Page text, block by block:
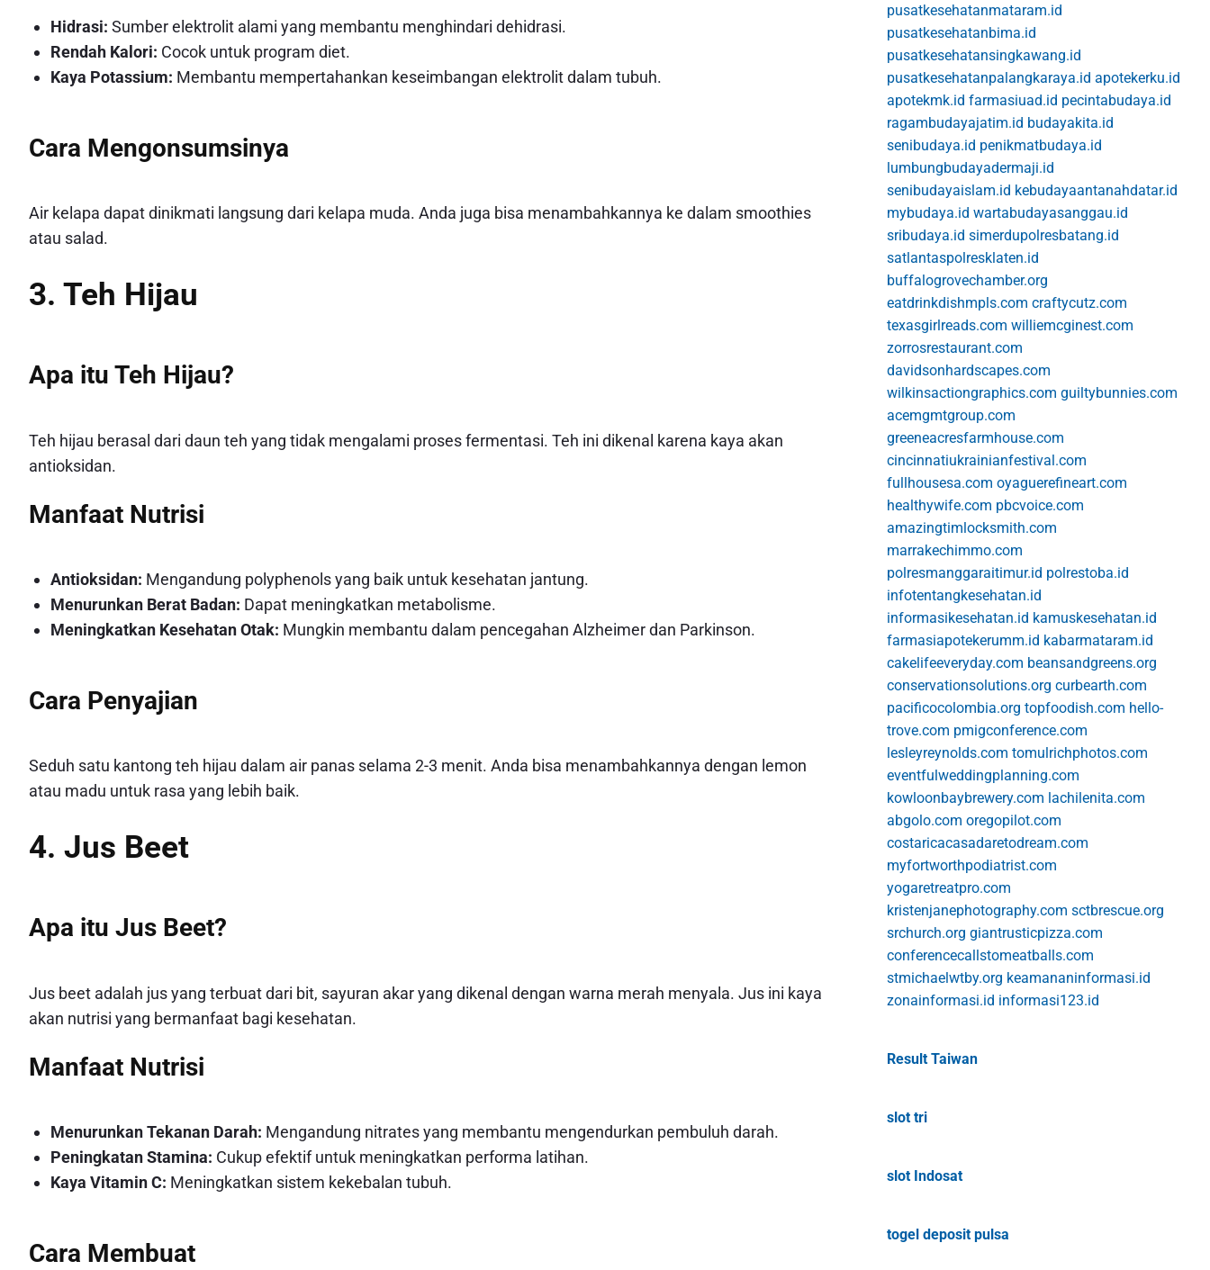
Hidrasi: Sumber elektrolit alami yang membantu menghindari dehidrasi.
Rendah Kalori: Cocok untuk program diet.
Kaya Potassium: Membantu mempertahankan keseimbangan elektrolit dalam tubuh.
Cara Mengonsumsinya
Air kelapa dapat dinikmati langsung dari kelapa muda. Anda juga bisa menambahkannya ke dalam smoothies
atau salad.
3. Teh Hijau
Apa itu Teh Hijau?
Teh hijau berasal dari daun teh yang tidak mengalami proses fermentasi. Teh ini dikenal karena kaya akan
antioksidan.
Manfaat Nutrisi
Antioksidan: Mengandung polyphenols yang baik untuk kesehatan jantung.
Menurunkan Berat Badan: Dapat meningkatkan metabolisme.
Meningkatkan Kesehatan Otak: Mungkin membantu dalam pencegahan Alzheimer dan Parkinson.
Cara Penyajian
Seduh satu kantong teh hijau dalam air panas selama 2-3 menit. Anda bisa menambahkannya dengan lemon
atau madu untuk rasa yang lebih baik.
4. Jus Beet
Apa itu Jus Beet?
Jus beet adalah jus yang terbuat dari bit, sayuran akar yang dikenal dengan warna merah menyala. Jus ini kaya
akan nutrisi yang bermanfaat bagi kesehatan.
Manfaat Nutrisi
Menurunkan Tekanan Darah: Mengandung nitrates yang membantu mengendurkan pembuluh darah.
Peningkatan Stamina: Cukup efektif untuk meningkatkan performa latihan.
Kaya Vitamin C: Meningkatkan sistem kekebalan tubuh.
Cara Membuat
pusatkesehatanmataram.id
pusatkesehatanbima.id
pusatkesehatansingkawang.id
pusatkesehatanpalangkaraya.id apotekerku.id
apotekmk.id farmasiuad.id pecintabudaya.id
ragambudayajatim.id budayakita.id
senibudaya.id penikmatbudaya.id
lumbungbudayadermaji.id
senibudayaislam.id kebudayaantanahdatar.id
mybudaya.id wartabudayasanggau.id
sribudaya.id simerdupolresbatang.id
satlantaspolresklaten.id
buffalogrovechamber.org
eatdrinkdishmpls.com craftycutz.com
texasgirlreads.com williemcginest.com
zorrosrestaurant.com
davidsonhardscapes.com
wilkinsactiongraphics.com guiltybunnies.com
acemgmtgroup.com
greeneacresfarmhouse.com
cincinnatiukrainianfestival.com
fullhousesa.com oyaguerefineart.com
healthywife.com pbcvoice.com
amazingtimlocksmith.com
marrakechimmo.com
polresmanggaraitimur.id polrestoba.id
infotentangkesehatan.id
informasikesehatan.id kamuskesehatan.id
farmasiapotekerumm.id kabarmataram.id
cakelifeeveryday.com beansandgreens.org
conservationsolutions.org curbearth.com
pacificocolombia.org topfoodish.com hello-
trove.com pmigconference.com
lesleyreynolds.com tomulrichphotos.com
eventfulweddingplanning.com
kowloonbaybrewery.com lachilenita.com
abgolo.com oregopilot.com
costaricacasadaretodream.com
myfortworthpodiatrist.com
yogaretreatpro.com
kristenjanephotography.com sctbrescue.org
srchurch.org giantrusticpizza.com
conferencecallstomeatballs.com
stmichaelwtby.org keamananinformasi.id
zonainformasi.id informasi123.id
Result Taiwan
slot tri
slot Indosat
togel deposit pulsa